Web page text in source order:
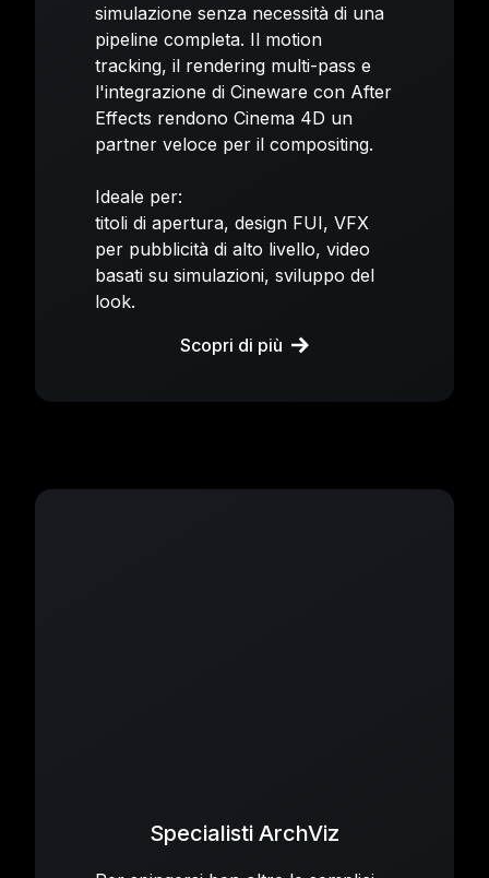
simulazione senza necessità di una
pipeline completa. Il motion
tracking, il rendering multi-pass e
l'integrazione di Cineware con After
Effects rendono Cinema 4D un
partner veloce per il compositing.
Ideale per:
titoli di apertura, design FUI, VFX
per pubblicità di alto livello, video
basati su simulazioni, sviluppo del
look.
Scopri di più
Specialisti ArchViz